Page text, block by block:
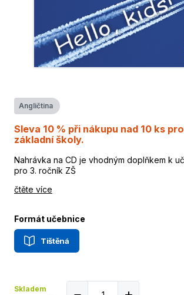
Angličtina
Sleva 10 % při nákupu nad 10 ks
základní školy.
Nahrávka na CD je vhodným doplňkem k
pro 3. ročník ZŠ
čtěte více
Formát učebnice
Tištěná
Skladem